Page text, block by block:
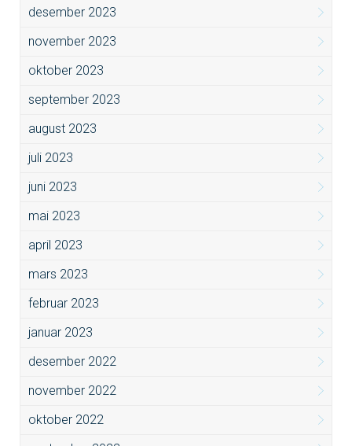
desember 2023
november 2023
oktober 2023
september 2023
august 2023
juli 2023
juni 2023
mai 2023
april 2023
mars 2023
februar 2023
januar 2023
desember 2022
november 2022
oktober 2022